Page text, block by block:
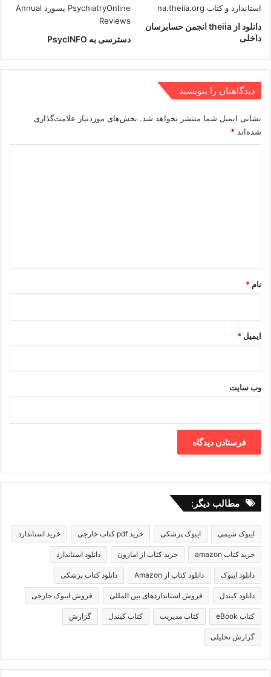
دانلود از theiia انجمن حسابرسان
داخلی
دسترسی به PsycINFO
دیدگاهتان را بنویسید
نشانی ایمیل شما منتشر نخواهد شد. بخش‌های موردنیاز علامت‌گذاری
شده‌اند *
نام *
ایمیل *
وب‌ سایت
مطالب دیگر:
ایبوک شیمی ایبوک پزشکی خرید pdf کتاب خارجی خرید استاندارد
خرید کتاب amazon خرید کتاب از امازون دانلود استاندارد
دانلود ایبوک دانلود کتاب از Amazon دانلود کتاب پزشکی
دانلود کیندل فروش استانداردهای بین المللی فروش ایبوک خارجی
کتاب eBook کتاب مدیریت کتاب کیندل گزارش
گزارش تحلیلی